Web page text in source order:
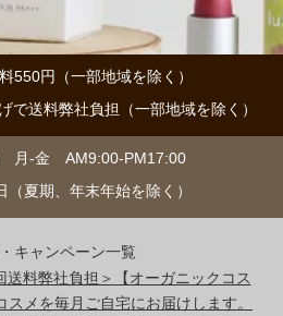
550円（一部地域を除く）
で送料弊社負担（一部地域を除く）
月-金 AM9:00-PM17:00
夏期、年末年始を除く）
キャンペーン一覧
送料弊社負担＞【オーガニックコス
メを毎月ご自宅にお届けします。